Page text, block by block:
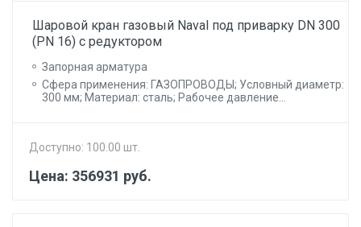
Шаровой кран газовый Naval под приварку DN 300
(PN 16) с редуктором
Запорная арматура
Сфера применения: ГАЗОПРОВОДЫ; Условный диаметр:
300 мм; Материал: сталь; Рабочее давление...
Доступно: 100.00 шт.
Цена: 356931 руб.